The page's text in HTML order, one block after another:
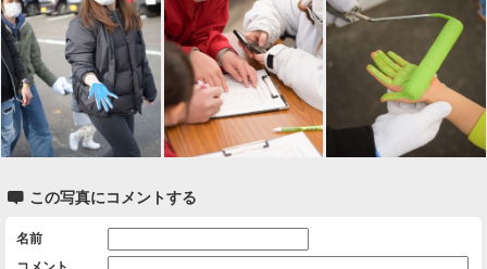
 この写真にコメントする
名前